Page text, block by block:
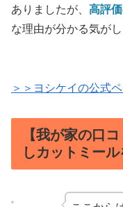
ありましたが、 高評
な理由が分かる気がし
＞＞ヨシケイの公式
【我が家の口
しカットミール